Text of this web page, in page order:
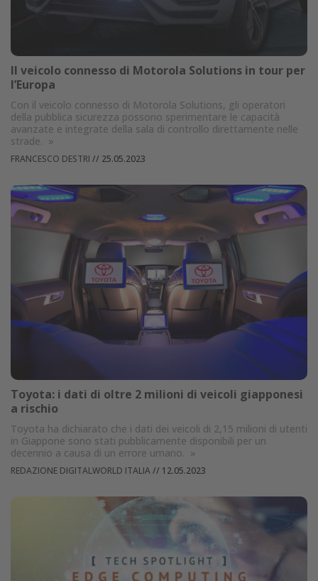
Il veicolo connesso di Motorola Solutions in tour per
l’Europa
Con il veicolo connesso di Motorola Solutions, gli operatori
della pubblica sicurezza possono sperimentare le capacità
avanzate e integrate della sala di controllo direttamente nelle
strade. »
FRANCESCO DESTRI // 25.05.2023
Toyota: i dati di oltre 2 milioni di veicoli giapponesi
a rischio
Toyota ha dichiarato che i dati dei veicoli di 2,15 milioni di utenti
in Giappone sono stati pubblicamente disponibili per un
decennio a causa di un errore umano. »
REDAZIONE DIGITALWORLD ITALIA// 12.05.2023